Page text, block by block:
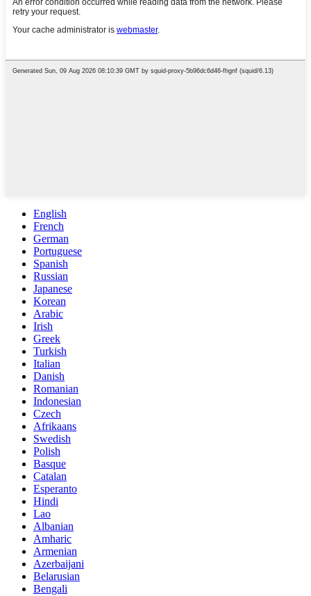
English
French
German
Portuguese
Spanish
Russian
Japanese
Korean
Arabic
Irish
Greek
Turkish
Italian
Danish
Romanian
Indonesian
Czech
Afrikaans
Swedish
Polish
Basque
Catalan
Esperanto
Hindi
Lao
Albanian
Amharic
Armenian
Azerbaijani
Belarusian
Bengali